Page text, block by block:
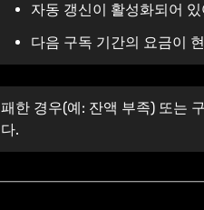
자동 갱신이 활성화되어
다음 구독 기간의 요금이
한 경우(예: 잔액 부족) 또는
.